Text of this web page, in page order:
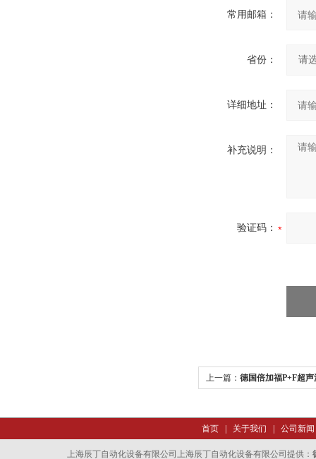
常用邮箱：
省份：
详细地址：
补充说明：
验证码：
上一篇： 德国倍加福P+F超
首页| 关于我们 公司新闻
上海辰丁自动化设备有限公司上海辰丁自动化设备有限公司提供：